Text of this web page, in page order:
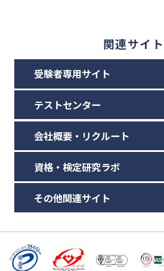
関連サイト
受験者専用サイト
テストセンター
会社概要・リクルート
資格・検定研究ラボ
その他関連サイト